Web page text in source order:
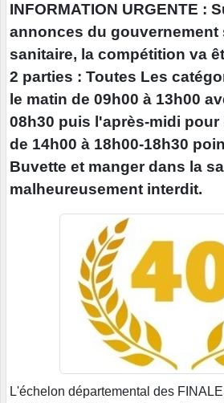
INFORMATION URGENTE :
annonces du gouvernement
sanitaire, la compétition va
2 parties : Toutes Les
le matin de 09h00 à 13h00
08h30 puis l'après-midi pour
de 14h00 à 18h00-18h30
Buvette et manger dans la
malheureusement interdit.
L'échelon départemental des